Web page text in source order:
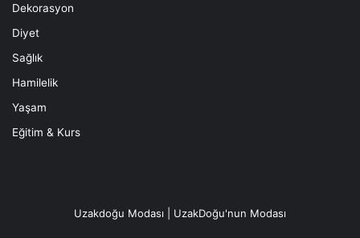
Dekorasyon
Diyet
Sağlık
Hamilelik
Yaşam
Eğitim & Kurs
Uzakdoğu Modası | UzakDoğu'nun Modası